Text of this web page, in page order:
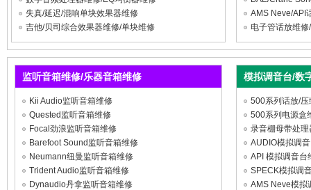
失真/延迟/混响单块效果器维修
吉他/贝司综合效果器维修/单块维修
AMS Neve/API
电子管话放维
监听音箱维修/乐器音箱维修
Kii Audio监听音箱维修
Quested监听音箱维修
Focal劲浪监听音箱维修
Barefoot Sound监听音箱维修
Neumann纽曼监听音箱维修
Trident Audio监听音箱维修
Dynaudio丹拿监听音箱维修
模拟调音台/数
500系列话放/压
500系列电源盒
录音棚母带处
AUDIO模拟调
API 模拟调音台
SPECK模拟调
AMS Neve模拟